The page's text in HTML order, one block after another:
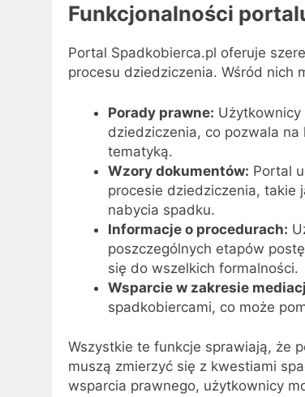
Funkcjonalności
Portal Spadkobierca.pl oferuje
procesu dziedziczenia. Wśród nich
Porady prawne:
dziedziczenia, co pozwala
tematyką.
Wzory dokumentów: Portal
procesie dziedziczenia, takie
nabycia spadku.
Informacje o procedurach:
poszczególnych etapów
się do wszelkich formalności.
Wsparcie w zakresie
spadkobiercami, co może
Wszystkie te funkcje sprawiają, że
muszą zmierzyć się z kwestiami
wsparcia prawnego, użytkownicy